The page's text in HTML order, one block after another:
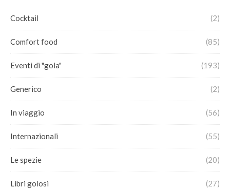
Cocktail (2)
Comfort food (85)
Eventi di "gola" (193)
Generico (2)
In viaggio (56)
Internazionali (55)
Le spezie (20)
Libri golosi (27)